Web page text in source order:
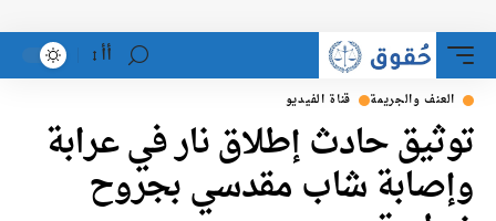
أأ
والجريمة قناة الفيديو
حادث إطلاق نار في عرابة
شاب مقدسي بجروح